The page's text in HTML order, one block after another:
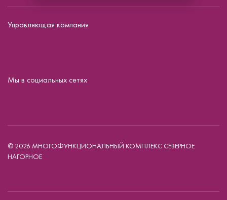
Управляющая компания
Мы в социальных сетях
© 2026 МНОГОФУНКЦИОНАЛЬНЫЙ КОМПЛЕКС СЕВЕРНОЕ
НАГОРНОЕ